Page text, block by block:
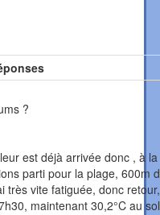
?
est déjà arrivée donc , à la
parti pour la plage, 600m
très vite fatiguée, donc
maintenant 30,2°C au